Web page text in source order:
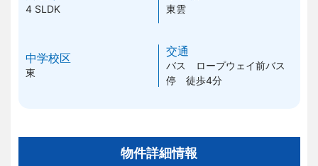
4 SLDK 東雲
中学校区
東
交通
バス ロープウェイ前バス
停 徒歩4分
物件詳細情報